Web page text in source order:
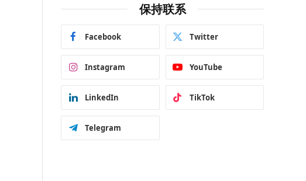
保持联系
Facebook Twitter
Instagram YouTube
LinkedIn TikTok
Telegram